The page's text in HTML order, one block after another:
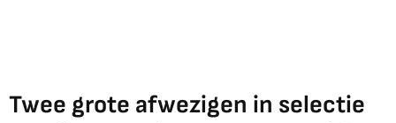
Twee grote afwezigen in selectie